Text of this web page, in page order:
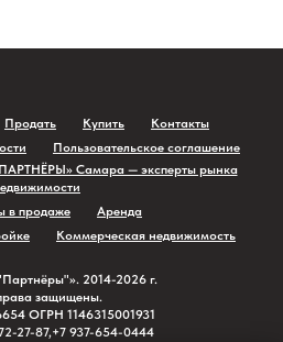
Продать Купить
Контакты
Пользовательское соглашение
Самара — эксперты рынка
в продаже
Аренда
Коммерческая недвижимость
2014-2026 г.
защищены.
ОГРН 1146315001931
27-87,+7 937-654-0444